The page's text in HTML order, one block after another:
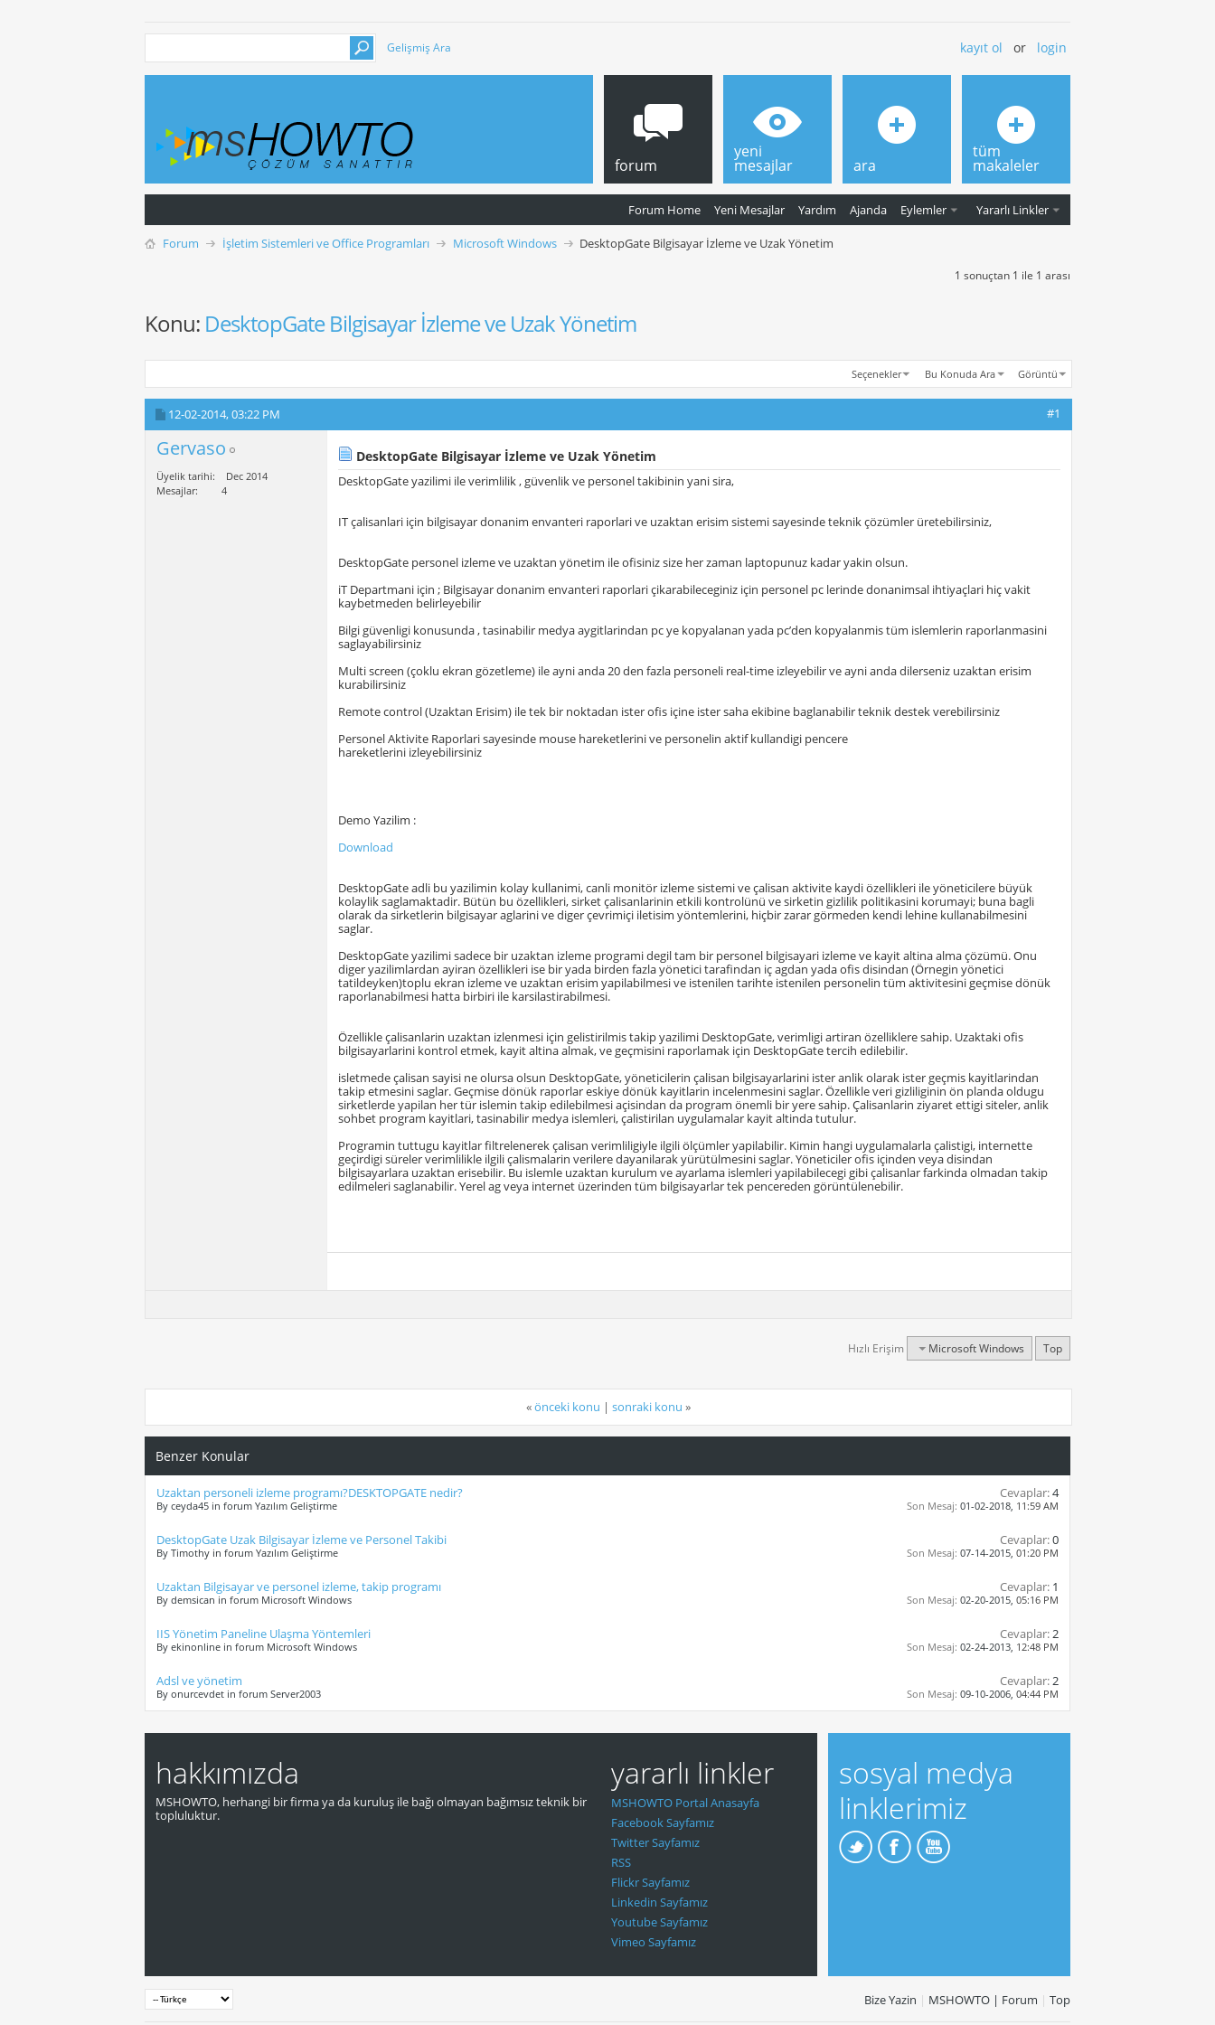
Gelişmiş Ara kayıt ol or login
forum
Forum Home Yeni Mesajlar Yardım Ajanda Eylemler Yararlı Linkler
yeni
mesajlar ara
tüm
makaleler
Forum İşletim Sistemleri ve Office Programları Microsoft Windows DesktopGate Bilgisayar İzleme ve Uzak Yönetim
1 sonuçtan 1 ile 1 arası
Konu: DesktopGate Bilgisayar İzleme ve Uzak Yönetim
Seçenekler Bu Konuda Ara Görüntü
12-02-2014,03:22 PM #1
Gervaso
Üyelik tarihi
Dec 2014
Mesajlar
4
DesktopGate Bilgisayar İzleme ve Uzak Yönetim
DesktopGate yazilimi ile verimlilik , güvenlik ve personel takibinin yani sira,
IT çalisanlari için bilgisayar donanim envanteri raporlari ve uzaktan erisim sistemi sayesinde teknik çözümler üretebilirsiniz,
DesktopGate personel izleme ve uzaktan yönetim ile ofisiniz size her zaman laptopunuz kadar yakin olsun.
iT Departmani için ; Bilgisayar donanim envanteri raporlari çikarabileceginiz için personel pc lerinde donanimsal ihtiyaçlari hiç vakit
kaybetmeden belirleyebilir
Bilgi güvenligi konusunda , tasinabilir medya aygitlarindan pc ye kopyalanan yada pc’den kopyalanmis tüm islemlerin raporlanmasini
saglayabilirsiniz
Multi screen (çoklu ekran gözetleme) ile ayni anda 20 den fazla personeli real-time izleyebilir ve ayni anda dilerseniz uzaktan erisim
kurabilirsiniz
Remote control (Uzaktan Erisim) ile tek bir noktadan ister ofis içine ister saha ekibine baglanabilir teknik destek verebilirsiniz
Personel Aktivite Raporlari sayesinde mouse hareketlerini ve personelin aktif kullandigi pencere
hareketlerini izleyebilirsiniz
Demo Yazilim :
Download
DesktopGate adli bu yazilimin kolay kullanimi, canli monitör izleme sistemi ve çalisan aktivite kaydi özellikleri ile yöneticilere büyük
kolaylik saglamaktadir. Bütün bu özellikleri, sirket çalisanlarinin etkili kontrolünü ve sirketin gizlilik politikasini korumayi; buna bagli
olarak da sirketlerin bilgisayar aglarini ve diger çevrimiçi iletisim yöntemlerini, hiçbir zarar görmeden kendi lehine kullanabilmesini
saglar.
DesktopGate yazilimi sadece bir uzaktan izleme programi degil tam bir personel bilgisayari izleme ve kayit altina alma çözümü. Onu
diger yazilimlardan ayiran özellikleri ise bir yada birden fazla yönetici tarafindan iç agdan yada ofis disindan (Örnegin yönetici
tatildeyken)toplu ekran izleme ve uzaktan erisim yapilabilmesi ve istenilen tarihte istenilen personelin tüm aktivitesini geçmise dönük
raporlanabilmesi hatta birbiri ile karsilastirabilmesi.
Özellikle çalisanlarin uzaktan izlenmesi için gelistirilmis takip yazilimi DesktopGate, verimligi artiran özelliklere sahip. Uzaktaki ofis
bilgisayarlarini kontrol etmek, kayit altina almak, ve geçmisini raporlamak için DesktopGate tercih edilebilir.
isletmede çalisan sayisi ne olursa olsun DesktopGate, yöneticilerin çalisan bilgisayarlarini ister anlik olarak ister geçmis kayitlarindan
takip etmesini saglar. Geçmise dönük raporlar eskiye dönük kayitlarin incelenmesini saglar. Özellikle veri gizliliginin ön planda oldugu
sirketlerde yapilan her tür islemin takip edilebilmesi açisindan da program önemli bir yere sahip. Çalisanlarin ziyaret ettigi siteler, anlik
sohbet program kayitlari, tasinabilir medya islemleri, çalistirilan uygulamalar kayit altinda tutulur.
Programin tuttugu kayitlar filtrelenerek çalisan verimliligiyle ilgili ölçümler yapilabilir. Kimin hangi uygulamalarla çalistigi, internette
geçirdigi süreler verimlilikle ilgili çalismalarin verilere dayanilarak yürütülmesini saglar. Yöneticiler ofis içinden veya disindan
bilgisayarlara uzaktan erisebilir. Bu islemle uzaktan kurulum ve ayarlama islemleri yapilabilecegi gibi çalisanlar farkinda olmadan takip
edilmeleri saglanabilir. Yerel ag veya internet üzerinden tüm bilgisayarlar tek pencereden görüntülenebilir.
Hızlı Erişim Microsoft Windows Top
«önceki konu | sonraki konu »
Benzer Konular
Uzaktan personeli izleme programı?DESKTOPGATE nedir?
By ceyda45 in forum Yazılım Geliştirme
Cevaplar:4
Son Mesaj: 01-02-2018, 11:59 AM
DesktopGate Uzak Bilgisayar İzleme ve Personel Takibi
By Timothy in forum Yazılım Geliştirme
Cevaplar:0
Son Mesaj: 07-14-2015, 01:20 PM
Uzaktan Bilgisayar ve personel izleme, takip programı
By demsican in forum Microsoft Windows
Cevaplar: 1
Son Mesaj: 02-20-2015, 05:16 PM
IIS Yönetim Paneline Ulaşma Yöntemleri
By ekinonline in forum Microsoft Windows
Cevaplar:2
Son Mesaj: 02-24-2013, 12:48 PM
Adsl ve yönetim
By onurcevdet in forum Server2003
Cevaplar:2
Son Mesaj: 09-10-2006, 04:44 PM
hakkımızda
MSHOWTO, herhangi bir firma ya da kuruluş ile bağı olmayan bağımsız teknik bir
topluluktur.
yararlı linkler
MSHOWTO Portal Anasayfa
Facebook Sayfamız
Twitter Sayfamız
RSS
Flickr Sayfamız
Linkedin Sayfamız
Youtube Sayfamız
Vimeo Sayfamız
sosyal medya
linklerimiz
Bize Yazin | MSHOWTO | Forum | Top